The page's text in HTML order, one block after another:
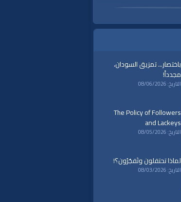
باختصار... تمزيق السودان،
مجدداً!
التاريخ: 08/06/2026
The Policy of Followers
and Lackeys
التاريخ: 08/05/2026
لماذا تحتفلون وتَفجُرُون؟!
التاريخ: 08/03/2026